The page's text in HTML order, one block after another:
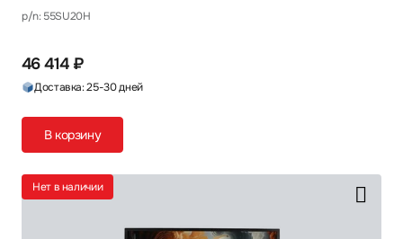
p/n: 55SU20H
46 414 ₽
Доставка: 25-30 дней
В корзину
Нет в наличии